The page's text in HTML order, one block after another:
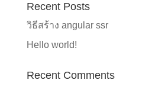
Recent Posts
วิธีสร้าง angular ssr
Hello world!
Recent Comments